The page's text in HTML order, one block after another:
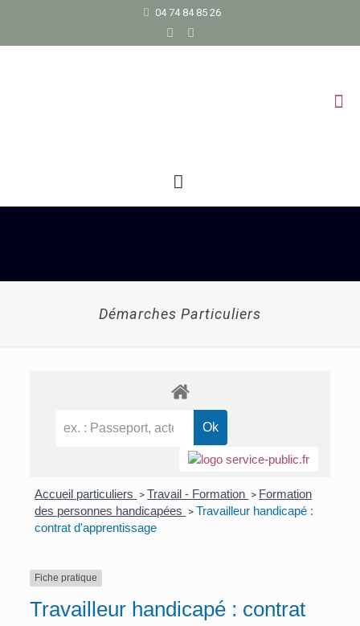
04 74 84 85 26
Démarches Particuliers
Accueil particuliers > Travail - Formation > Formation
des personnes handicapées > Travailleur handicapé :
contrat d'apprentissage
Fiche pratique
Travailleur handicapé : contrat